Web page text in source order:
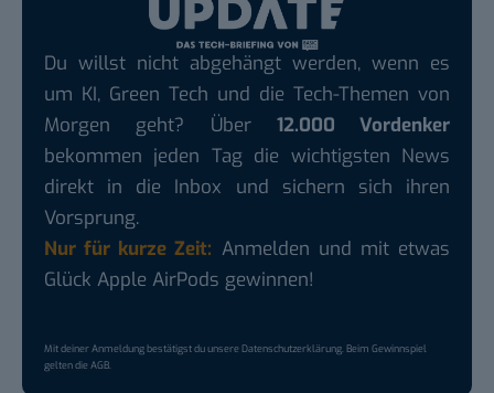
Du willst nicht abgehängt werden, wenn es
um KI, Green Tech und die Tech-Themen von
Morgen geht? Über 12.000 Vordenker
bekommen jeden Tag die wichtigsten News
direkt in die Inbox und sichern sich ihren
Vorsprung.
Nur für kurze Zeit: Anmelden und mit etwas
Glück Apple AirPods gewinnen!
Mit deiner Anmeldung bestätigst du unsereDatenschutzerklärung. Beim Gewinnspiel
gelten dieAGB.